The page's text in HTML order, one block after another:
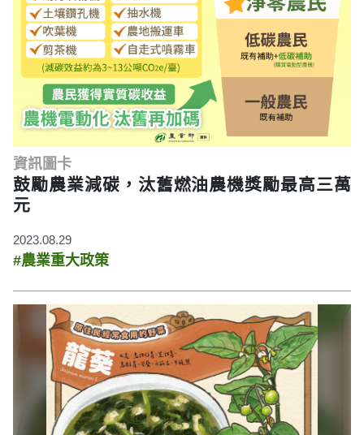
資訊圖卡
鼓勵農業減碳，汰舊燃油農機獎勵最高三萬
元
2023.08.29
#農業重大政策